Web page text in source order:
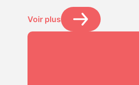
Voir plus